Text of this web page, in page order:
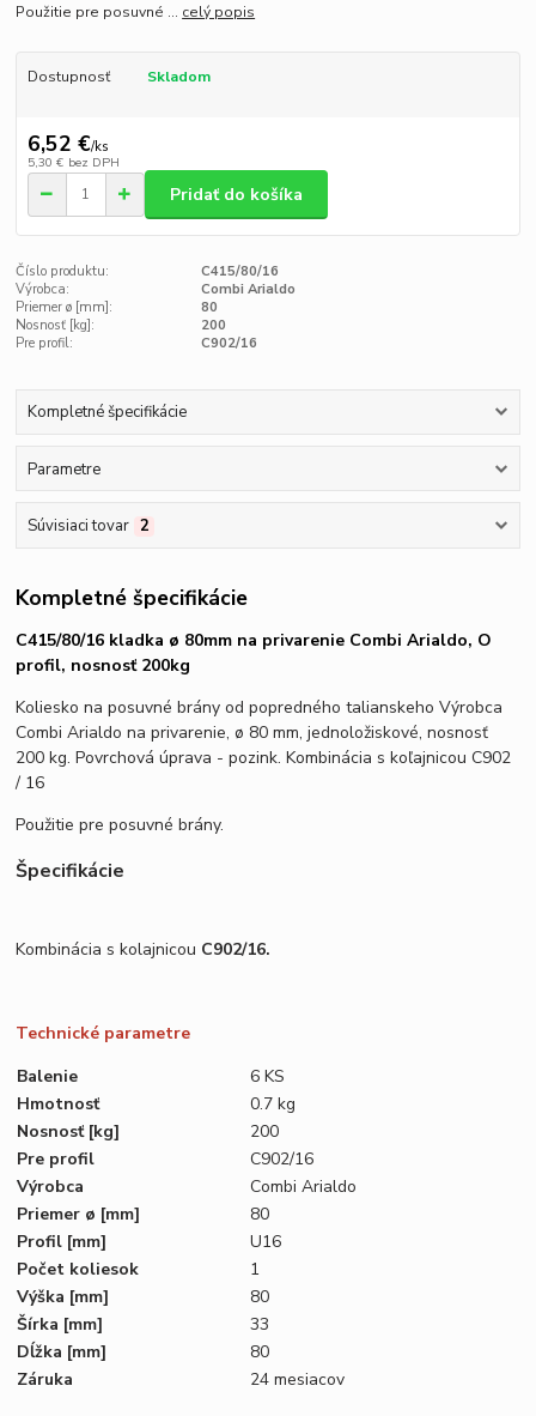
Použitie pre posuvné ... celý popis
Dostupnosť Skladom
6,52 €/ks
5,30 € bez DPH
Pridať do košíka
Číslo produktu:
C415/80/16
Výrobca:
Combi Arialdo
Priemer ø [mm]:
80
Nosnosť [kg]:
200
Pre profil:
C902/16
Kompletné špecifikácie
Parametre
Súvisiaci tovar 2
Kompletné špecifikácie
C415/80/16 kladka ø 80mm na privarenie Combi Arialdo, O
profil, nosnosť 200kg
Koliesko na posuvné brány od popredného talianskeho Výrobca
Combi Arialdo na privarenie, ø 80 mm, jednoložiskové, nosnosť
200 kg. Povrchová úprava - pozink. Kombinácia s koľajnicou C902
/ 16
Použitie pre posuvné brány.
Špecifikácie
Kombinácia s kolajnicou C902/16.
Technické parametre
Balenie
6 KS
Hmotnosť
0.7 kg
Nosnosť [kg]
200
Pre profil
C902/16
Výrobca
Combi Arialdo
Priemer ø [mm]
80
Profil [mm]
U16
Počet koliesok
1
Výška [mm]
80
Šírka [mm]
33
Dĺžka [mm]
80
Záruka
24 mesiacov